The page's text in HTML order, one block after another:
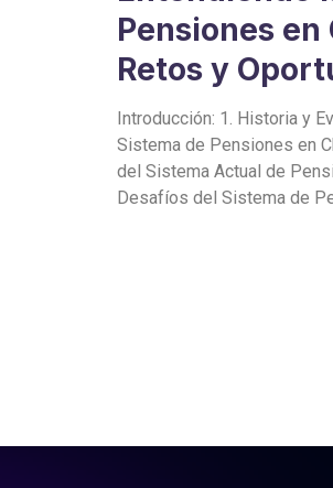
Pensiones en
Retos y
Introducción: 1. Historia y
Sistema de Pensiones en
del Sistema Actual de
Desafíos del Sistema de